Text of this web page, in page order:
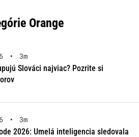
Orange
•
3m
Slováci najviac? Pozrite si
•
3m
2026: Umelá inteligencia sledovala